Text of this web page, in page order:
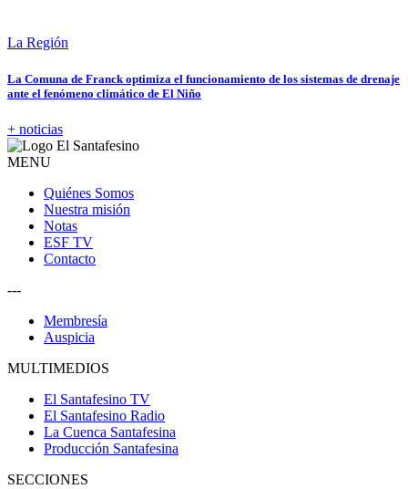
La Región
La Comuna de Franck optimiza el funcionamiento de los sistemas de drenaje
ante el fenómeno climático de El Niño
+ noticias
MENU
Quiénes Somos
Nuestra misión
Notas
ESF TV
Contacto
---
Membresía
Auspicia
MULTIMEDIOS
El Santafesino TV
El Santafesino Radio
La Cuenca Santafesina
Producción Santafesina
SECCIONES